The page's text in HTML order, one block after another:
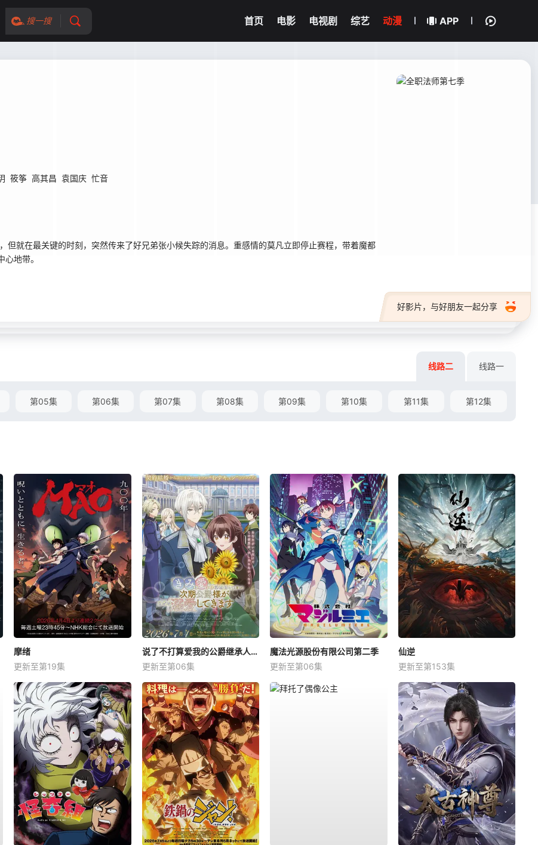
搜一搜 首页 电影 电视剧 综艺 动漫 APP
筱筝 高其昌 袁国庆 忙音
但就在最关键的时刻，突然传来了好兄弟张小候失踪的消息。重感情的莫凡立即停止赛程，带着魔都
地带。
好影片，与好朋友一起分享
线路二 线路一
第05集 第06集 第07集 第08集 第09集 第10集 第11集 第12集
摩绪
更新至第19集
说了不打算爱我的公爵继承人，不知为何对我宠爱有加
更新至第06集
魔法光源股份有限公司第二季
更新至第06集
仙逆
更新至第153集